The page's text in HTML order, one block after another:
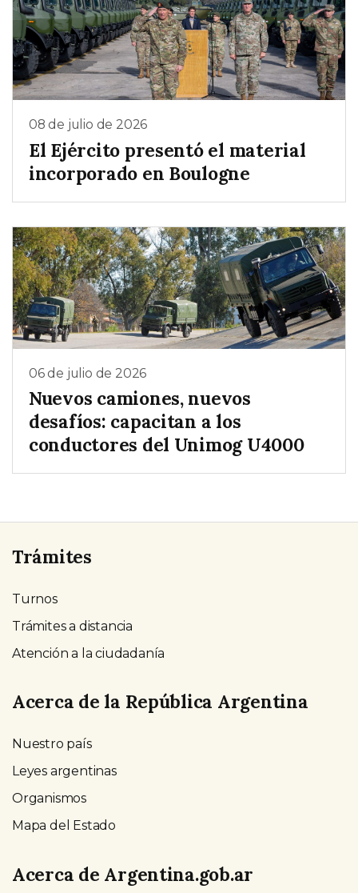
08 de julio de 2026
El Ejército presentó el material
incorporado en Boulogne
06 de julio de 2026
Nuevos camiones, nuevos
desafíos: capacitan a los
conductores del Unimog U4000
Trámites
Turnos
Trámites a distancia
Atención a la ciudadanía
Acerca de la República Argentina
Nuestro país
Leyes argentinas
Organismos
Mapa del Estado
Acerca de Argentina.gob.ar